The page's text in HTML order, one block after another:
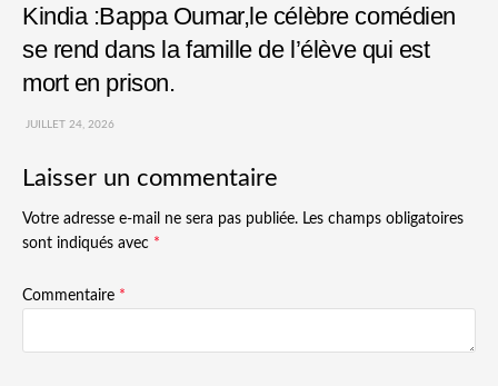
Kindia :Bappa Oumar,le célèbre comédien
se rend dans la famille de l’élève qui est
mort en prison.
JUILLET 24, 2026
Laisser un commentaire
Votre adresse e-mail ne sera pas publiée. Les champs obligatoires
sont indiqués avec *
Commentaire *